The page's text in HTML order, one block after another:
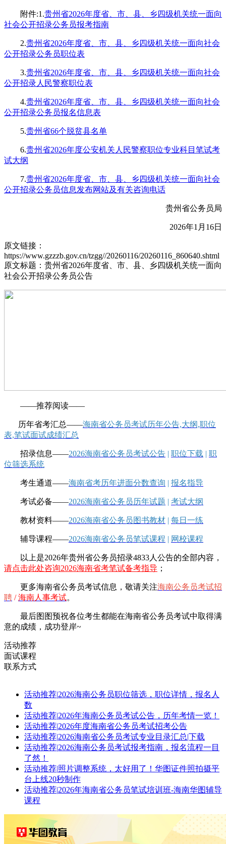
附件:1.贵州省2026年度省、市、县、乡四级机关统一面向
社会公开招录公务员报考指南
2.贵州省2026年度省、市、县、乡四级机关统一面向社会
公开招录公务员职位表
3.贵州省2026年度省、市、县、乡四级机关统一面向社会
公开招录人民警察职位表
4.贵州省2026年度省、市、县、乡四级机关统一面向社会
公开招录公务员报名信息表
5.贵州省66个脱贫县名单
6.贵州省2026年度公安机关人民警察职位专业科目笔试考
试大纲
7.贵州省2026年度省、市、县、乡四级机关统一面向社会
公开招录公务员信息发布网站及有关咨询电话
贵州省公务员局
2026年1月16日
原文链接：
https://www.gzzzb.gov.cn/tzgg//20260116/20260116_860640.shtml
原文标题：贵州省2026年度省、市、县、乡四级机关统一面向
社会公开招录公务员公告
——推荐阅读——
历年省考汇总——海南省公务员考试历年公告,大纲,职位
表,笔试面试成绩汇总
招录信息——2026海南省公务员考试公告 | 职位下载 | 职
位筛选系统
考生通道——海南省考历年进面分数查询 | 报名指导
考试必备——2026海南省公务员历年试题 | 考试大纲
教材资料——2026海南省公务员图书教材 | 每日一练
辅导课程——2026海南省公务员笔试课程 | 网校课程
以上是2026年贵州省公务员招录4833人公告的全部内容，
请点击此处咨询2026海南省考笔试备考指导 ；
更多海南省公务员考试信息，敬请关注海南公务员考试招
聘 /海南人事考试。
最后图图预祝各位考生都能在海南省公务员考试中取得满
意的成绩，成功登岸~
活动推荐
面试课程
联系方式
活动推荐|2026海南公务员职位筛选，职位详情，报名人
数
活动推荐|2026年海南公务员考试公告，历年考情一览！
活动推荐|2026年度海南省公务员考试招考公告
活动推荐|2026海南省公务员考试专业目录汇总|下载
活动推荐|2026海南公务员考试报考指南，报名流程一目
了然！
活动推荐|照片调整系统，太好用了！华图证件照拍摄平
台上线20秒制作
活动推荐|2026年海南省公务员笔试培训班-海南华图辅导
课程